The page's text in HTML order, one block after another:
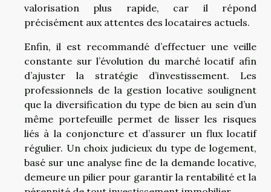
valorisation plus rapide, car il répond
précisément aux attentes des locataires actuels.
Enfin, il est recommandé d’effectuer une veille
constante sur l’évolution du marché locatif afin
d’ajuster la stratégie d’investissement. Les
professionnels de la gestion locative soulignent
que la diversification du type de bien au sein d’un
même portefeuille permet de lisser les risques
liés à la conjoncture et d’assurer un flux locatif
régulier. Un choix judicieux du type de logement,
basé sur une analyse fine de la demande locative,
demeure un pilier pour garantir la rentabilité et la